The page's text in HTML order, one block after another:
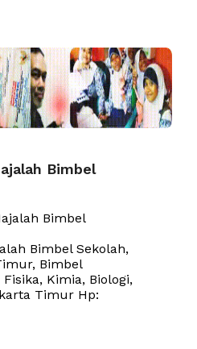
Bimbel
Bimbel Sekolah,
Bimbel
Kimia, Biologi,
Timur Hp: